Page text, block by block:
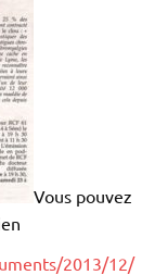
Vous pouvez
2013/12/